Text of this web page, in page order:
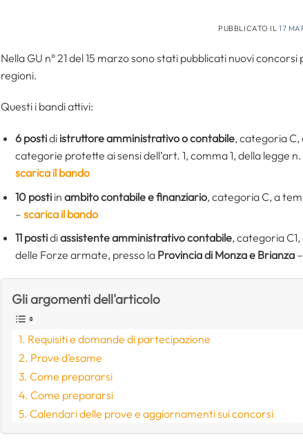
PUBBLICATO IL17
Nella GU n° 21 del 15 marzo sono stati pubblicati nuovi
regioni.
Questi i bandi attivi:
6 postidi istruttore amministrativo o contabile, categoria
categorie protette ai sensi dell’art. 1, comma 1, della legge
scarica il bando
10 postiin ambito contabile e finanziario, categoria C, a
– scarica il bando
11 postidiassistente amministrativo contabile, categoria
delle Forze armate, presso la Provincia di Monza e Brianza–
Gli argomenti dell'articolo
Requisiti e domande di partecipazione
Prove d’esame
Come prepararsi
Come prepararsi
Calendari delle prove e aggiornamenti sui concorsi